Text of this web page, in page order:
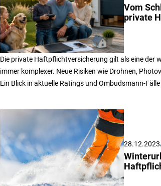
Vom
private
Die private Haftpflichtversicherung gilt als eine der
immer komplexer. Neue Risiken wie Drohnen,
Ein Blick in aktuelle Ratings und Ombudsmann-
28.12.2023